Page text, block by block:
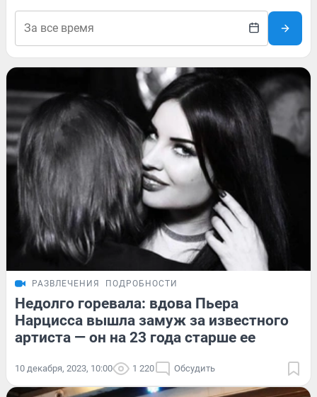
РАЗВЛЕЧЕНИЯ ПОДРОБНОСТИ
Недолго горевала: вдова Пьера
Нарцисса вышла замуж за известного
артиста — он на 23 года старше ее
10 декабря, 2023, 10:00 1 220 Обсудить